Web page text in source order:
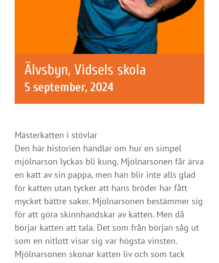
Älvsbyn, Vidsels skola
5 september, 2024
Mästerkatten i stövlar
Den här historien handlar om hur en simpel
mjölnarson lyckas bli kung. Mjölnarsonen får ärva
en katt av sin pappa, men han blir inte alls glad
för katten utan tycker att hans bröder har fått
mycket bättre saker. Mjölnarsonen bestämmer sig
för att göra skinnhandskar av katten. Men då
börjar katten att tala. Det som från början såg ut
som en nitlott visar sig var högsta vinsten.
Mjölnarsonen skonar katten liv och som tack